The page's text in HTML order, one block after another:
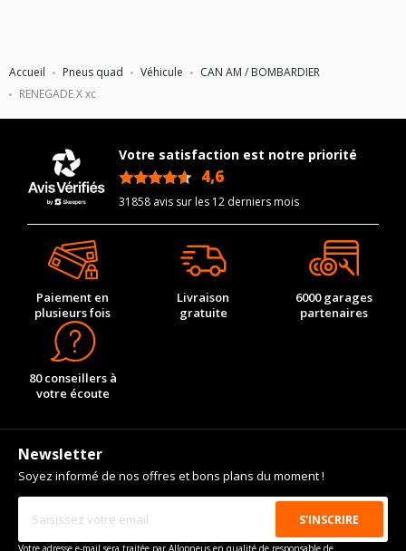
Accueil Pneus quad Véhicule
CAN AM / BOMBARDIER
RENEGADE X xc
Votre satisfaction est notre priorité
4,6
31858 avis sur les 12 derniers mois
Paiement en
plusieurs fois
Livraison
gratuite
6000 garages
partenaires
80 conseillers à
votre écoute
Newsletter
Soyez informé de nos offres et bons plans du moment !
Votre adresse e-mail sera traitée par Allopneus en qualité de responsable de